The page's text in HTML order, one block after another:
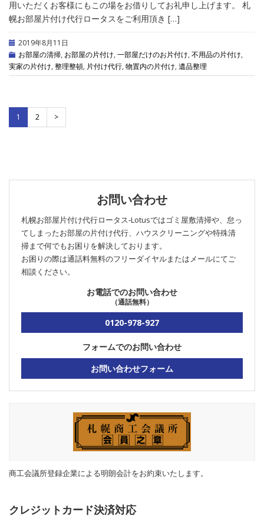
用いただくお客様にもこの場をお借りしてお礼申し上げます。 札
幌お部屋片付け代行ロータスをご利用頂き […]
2019年8月11日
お部屋の清掃, お部屋の片付け, 一部屋だけのお片付け, 不用品の片付け,
実家の片付け, 整理整頓, 片付け代行, 物置内の片付け, 遺品整理
1 2 >
お問い合わせ
札幌お部屋片付け代行ロータス‐Lotusではゴミ屋敷清掃や、怠っ
てしまったお部屋の片付け代行、ハウスクリーニングや特殊清
掃まで何でもお困りを解決しております。
お困りの際は通話料無料のフリーダイヤルまたはメールにてご
相談ください。
お電話でのお問い合わせ
（通話無料）
0120-978-927
フォームでのお問い合わせ
お問い合わせフォーム
商工会議所登録企業による明朗会計をお約束いたします。
クレジットカード決済対応